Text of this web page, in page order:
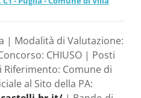
EX
di Villa
| Modalità di Valutazione:
CHIUSO | Posti
Comune di
al Sito della PA: